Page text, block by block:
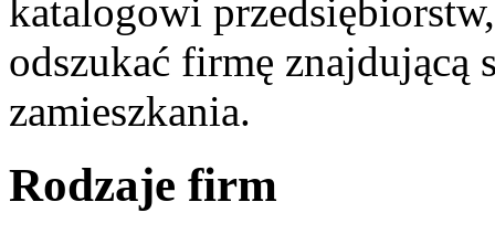
katalogowi
odszukać firmę znajdującą
zamieszkania.
Rodzaje firm